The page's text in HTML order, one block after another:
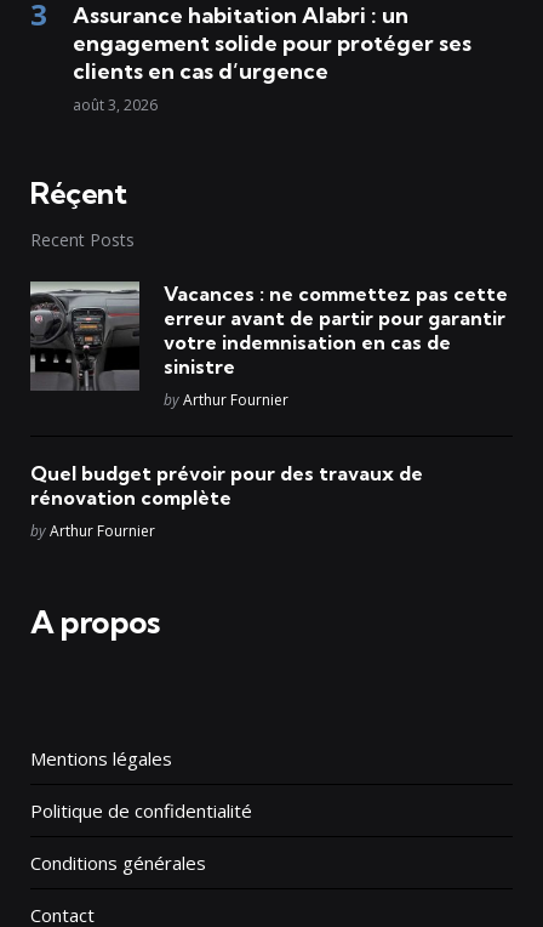
Assurance habitation Alabri : un
engagement solide pour protéger ses
clients en cas d’urgence
août 3, 2026
Réçent
Recent Posts
Vacances : ne commettez pas cette
erreur avant de partir pour garantir
votre indemnisation en cas de
sinistre
Posted
byArthur Fournier
Quel budget prévoir pour des travaux de
rénovation complète
Posted
byArthur Fournier
A propos
Mentions légales
Politique de confidentialité
Conditions générales
Contact